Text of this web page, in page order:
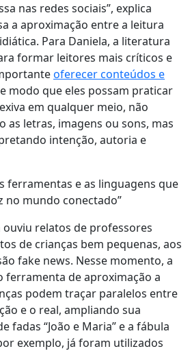
nas redes sociais”, explica
a aproximação entre a leitura
Para Daniela, a literatura
formar leitores mais críticos e
oferecer conteúdos e
modo que eles possam praticar
em qualquer meio, não
as letras, imagens ou sons, mas
intenção, autoria e
ferramentas e as linguagens que
no mundo conectado”
ouviu relatos de professores
de crianças bem pequenas, aos
fake news. Nesse momento, a
ferramenta de aproximação a
podem traçar paralelos entre
e o real, ampliando sua
fadas “João e Maria” e a fábula
exemplo, já foram utilizados